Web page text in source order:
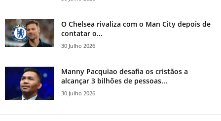
O Chelsea rivaliza com o Man City depois de
contatar o...
30 Julho 2026
Manny Pacquiao desafia os cristãos a
alcançar 3 bilhões de pessoas...
30 Julho 2026